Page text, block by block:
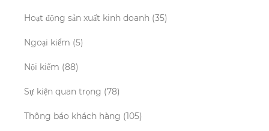
Hoạt động sản xuất kinh doanh (35)
Ngoại kiểm (5)
Nội kiểm (88)
Sự kiện quan trọng (78)
Thông báo khách hàng (105)